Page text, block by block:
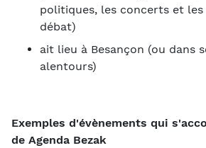
politiques, les concerts et les
débat)
ait lieu à Besançon (ou dans
alentours)
Exemples d'évènements qui
de Agenda Bezak